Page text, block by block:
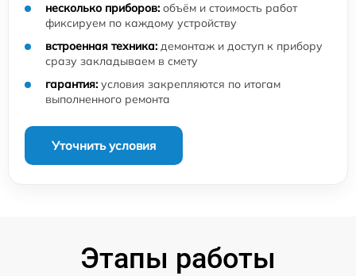
несколько приборов: объём и стоимость работ
фиксируем по каждому устройству
встроенная техника: демонтаж и доступ к прибору
сразу закладываем в смету
гарантия: условия закрепляются по итогам
выполненного ремонта
Уточнить условия
Этапы работы